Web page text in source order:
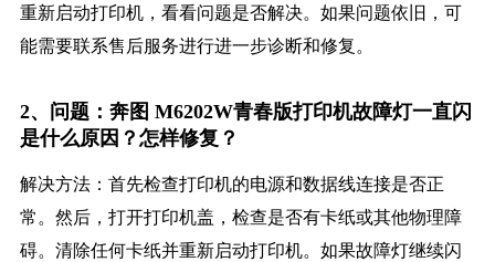
重新启动打印机，看看问题是否解决。如果问题依旧，可
能需要联系售后服务进行进一步诊断和修复。
2、问题：奔图 M6202W青春版打印机故障灯一直闪
是什么原因？怎样修复？
解决方法：首先检查打印机的电源和数据线连接是否正
常。然后，打开打印机盖，检查是否有卡纸或其他物理障
碍。清除任何卡纸并重新启动打印机。如果故障灯继续闪